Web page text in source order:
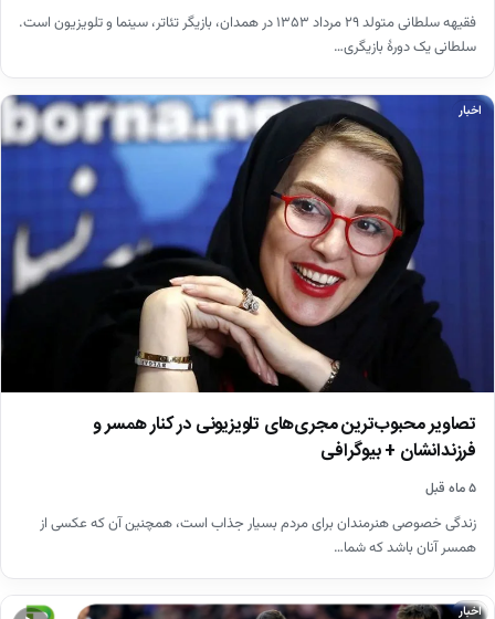
فقیهه سلطانی متولد ۲۹ مرداد ۱۳۵۳ در همدان، بازیگر تئاتر، سینما و تلویزیون است.
سلطانی یک دورهٔ بازیگری…
اخبار
تصاویر محبوب‌ترین مجری‌های تلویزیونی در کنار همسر و
فرزندانشان + بیوگرافی
۵ ماه قبل
زندگی خصوصی هنرمندان برای مردم بسیار جذاب است، همچنین آن که عکسی از
همسر آنان باشد که شما…
اخبار